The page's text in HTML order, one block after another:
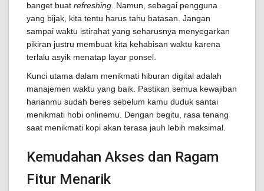
banget buat refreshing . Namun, sebagai pengguna
yang bijak, kita tentu harus tahu batasan. Jangan
sampai waktu istirahat yang seharusnya menyegarkan
pikiran justru membuat kita kehabisan waktu karena
terlalu asyik menatap layar ponsel.
Kunci utama dalam menikmati hiburan digital adalah
manajemen waktu yang baik. Pastikan semua kewajiban
harianmu sudah beres sebelum kamu duduk santai
menikmati hobi onlinemu. Dengan begitu, rasa tenang
saat menikmati kopi akan terasa jauh lebih maksimal.
Kemudahan Akses dan Ragam
Fitur Menarik